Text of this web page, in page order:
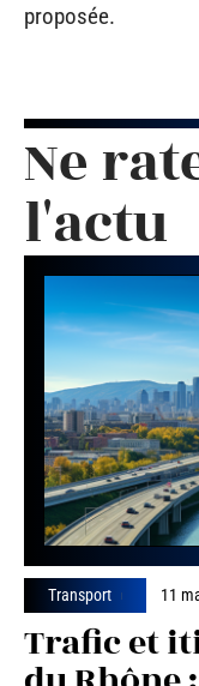
proposée.
Ne
l'actu
Transport 11
Trafic et